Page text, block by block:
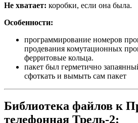
Не хватает: коробки, если она была.
Особенности:
программирование номеров
продевания комутационных
ферритовые кольца.
пакет был герметично
сфоткать и вымыть сам пакет
Библиотека файлов к
телефонная Трель-2: